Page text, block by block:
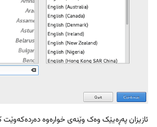
ئازیزان پەڕەیێک وەک وێنەی خوارەوە